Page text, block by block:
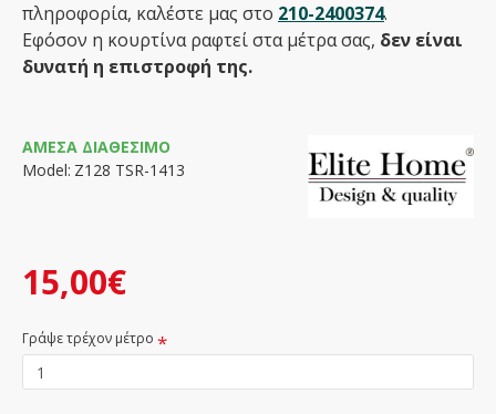
πληροφορία, καλέστε μας στο 210-2400374.
Εφόσον η κουρτίνα ραφτεί στα μέτρα σας, δεν είναι
δυνατή η επιστροφή της.
15,00€
ΆΜΕΣΑ ΔΙΑΘΈΣΙΜΟ
Model: Ζ128 TSR-1413
Γράψε τρέχον μέτρο